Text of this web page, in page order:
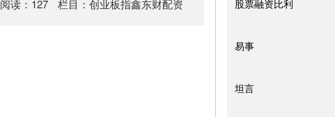
阅读： 127 栏目： 创业板指鑫东财配资 股票融资比利
易事
坦言